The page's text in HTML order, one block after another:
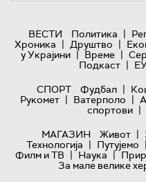
ВЕСТИ Политика |
Хроника | Друштво |
у Украјини | Време |
Подкаст |
СПОРТ
Фудбал |
Рукомет | Ватерполо |
спортови |
МАГАЗИН
Живот |
Технологијa | Путујемо |
Филм и ТВ | Наука |
За мале велике